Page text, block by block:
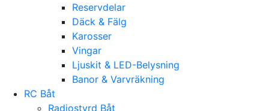
Reservdelar
Däck & Fälg
Karosser
Vingar
Ljuskit & LED-Belysning
Banor & Varvräkning
RC Båt
Radiostyrd Båt